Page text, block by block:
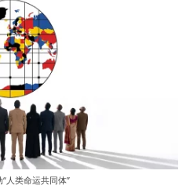
人类命运共同体”